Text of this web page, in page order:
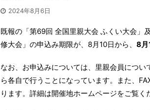
2024年8月6日
既報の「第69回 全国里親大会 ふくい大会」
修大会」の申込み期限が、8月10日から、 8月
なお、お申込みについては、里親会員につ
ら各自で行うことになっています。また、
ります。詳細は開催地ホームページをご覧